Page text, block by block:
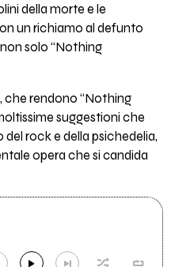
della morte e le
un richiamo al defunto
solo “Nothing
che rendono “Nothing
suggestioni che
rock e della psichedelia,
opera che si candida